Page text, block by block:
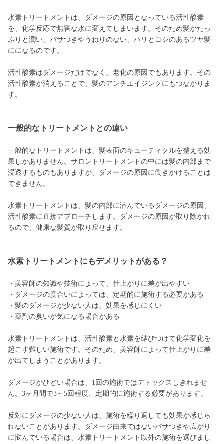
水素トリートメントは、ダメージの原因となっている活性酸素
を、化学反応で無害な水に変えてしまいます。そのため髪がたっ
ぷりと潤い、パサつきやうねりのない、ハリとコシのあるツヤ髪
にになるのです。
活性酸素はダメージだけでなく、老化の原因でもあります。その
活性酸素が消えることで、髪のアンチエイジングにもつながりま
す。
一般的なトリートメントとの違い
一般的なトリートメントは、髪表面のキューティクルを整える効
果しかありません。サロントリートメントの中には髪の内部まで
浸透するものもありますが、ダメージの原因に働きかけることは
できません。
水素トリートメントは、髪の内部に潜んでいるダメージの原因、
活性酸素に直接アプローチします。ダメージの原因が取り除かれ
るので、健康な髪質が取り戻せます。
水素トリートメントにもデメリットがある？
・美容師の知識や技術によって、仕上がりに差が出やすい
・ダメージの度合いによっては、定期的に施術する必要がある
・髪のダメージが少ない人は、効果を感じにくい
・薬剤の臭いが気になる場合がある
水素トリートメントは、活性酸素と水素を結びつけて化学変化を
起こす難しい施術です。そのため、美容師によって仕上がりに差
が出てしまうことがあります。
ダメージがひどい場合は、1回の施術ではデトックスしきれませ
ん。3ヶ月間で3～5回程度、定期的に施術する必要があります。
反対にダメージの少ない人は、施術を繰り返しても効果が感じら
れないことがあります。ダメージ由来ではないパサつきや広がり
に悩んでいる場合は、水素トリートメント以外の施術を選びまし